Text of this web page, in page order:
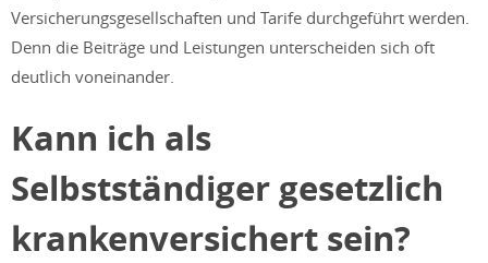
Versicherungsgesellschaften und Tarife durchgeführt werden.
Denn die Beiträge und Leistungen unterscheiden sich oft
deutlich voneinander.
Kann ich als
Selbstständiger gesetzlich
krankenversichert sein?